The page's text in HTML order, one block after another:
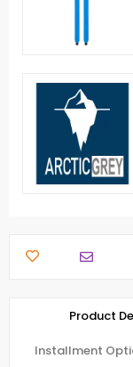
Product
Installment